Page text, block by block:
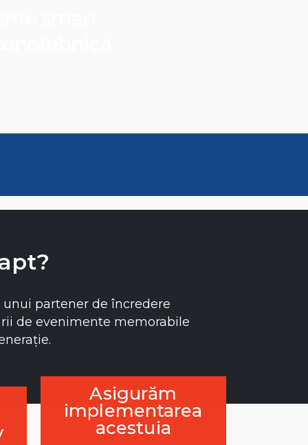
partener de încredere
de evenimente memorabile
Asigurăm
implementarea
acestuia